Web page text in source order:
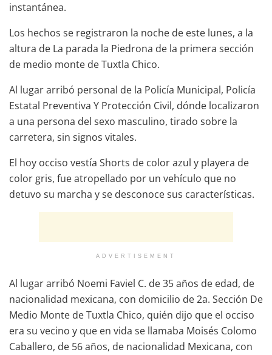
instantánea.
Los hechos se registraron la noche de este lunes, a la
altura de La parada la Piedrona de la primera sección
de medio monte de Tuxtla Chico.
Al lugar arribó personal de la Policía Municipal, Policía
Estatal Preventiva Y Protección Civil, dónde localizaron
a una persona del sexo masculino, tirado sobre la
carretera, sin signos vitales.
El hoy occiso vestía Shorts de color azul y playera de
color gris, fue atropellado por un vehículo que no
detuvo su marcha y se desconoce sus características.
ADVERTISEMENT
Al lugar arribó Noemi Faviel C. de 35 años de edad, de
nacionalidad mexicana, con domicilio de 2a. Sección De
Medio Monte de Tuxtla Chico, quién dijo que el occiso
era su vecino y que en vida se llamaba Moisés Colomo
Caballero, de 56 años, de nacionalidad Mexicana, con